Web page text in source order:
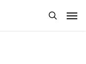
search